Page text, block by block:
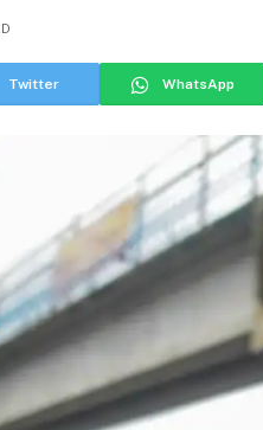
Twitter WhatsApp